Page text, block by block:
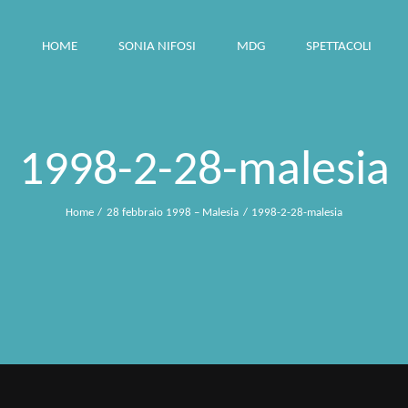
HOME SONIA NIFOSI MDG SPETTACOLI
1998-2-28-malesia
Home 28 febbraio 1998 – Malesia 1998-2-28-malesia